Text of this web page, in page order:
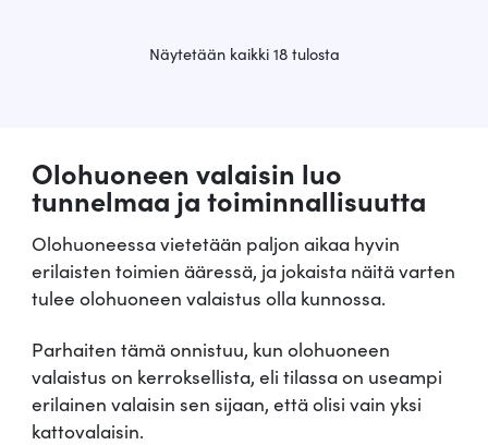
Näytetään kaikki 18 tulostaS
u
i
m
a
t
n
s
n
Olohuoneen valaisin luo
tunnelmaa ja toiminnallisuutta
Olohuoneessa vietetään paljon aikaa hyvin
erilaisten toimien ääressä, ja jokaista näitä varten
tulee olohuoneen valaistus olla kunnossa.
Parhaiten tämä onnistuu, kun olohuoneen
valaistus on kerroksellista, eli tilassa on useampi
erilainen valaisin sen sijaan, että olisi vain yksi
kattovalaisin.